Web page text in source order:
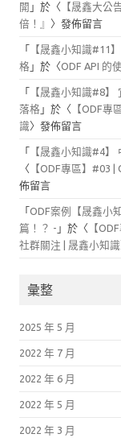
開 」於〈 【晟鑫大公
倍！』 〉發佈留言
「
【晟鑫小知識#11
格 」於〈ODF API 的
「
【晟鑫小知識#8
落格 」於〈 【ODF專
識〉發佈留言
「 【晟鑫小知識#4
〈 【ODF專區】#03
佈留言
「 ODF案例【晟鑫小
篇！？ - 」於〈 【
社群關注 | 晟鑫小知識
彙整
2025 年 5 月
2022 年 7 月
2022 年 6 月
2022 年 5 月
2022 年 3 月